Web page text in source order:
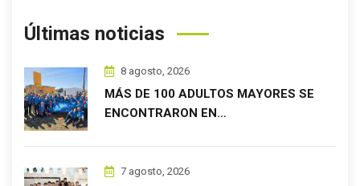
Últimas noticias
8 agosto, 2026
MÁS DE 100 ADULTOS MAYORES SE
ENCONTRARON EN…
7 agosto, 2026